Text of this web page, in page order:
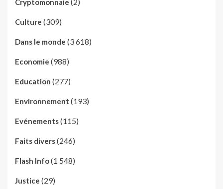
Cryptomonnaie
Culture (309)
Dans le monde (3 618)
Economie (988)
Education (277)
Environnement (193)
Evénements(115)
Faits divers(246)
Flash Info(1 548)
Justice (29)